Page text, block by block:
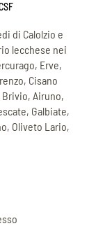
di Calolzio e
lecchese nei
Erve,
Cisano
Brivio, Airuno,
Galbiate,
Oliveto Lario,